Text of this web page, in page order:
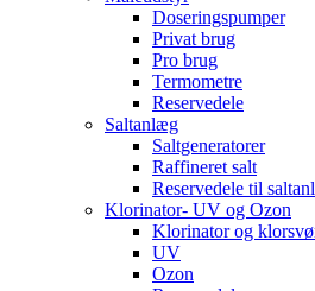
Doseringspumper
Privat brug
Pro brug
Termometre
Reservedele
Saltanlæg
Saltgeneratorer
Raffineret salt
Reservedele til
Klorinator- UV og Ozon
Klorinator og
UV
Ozon